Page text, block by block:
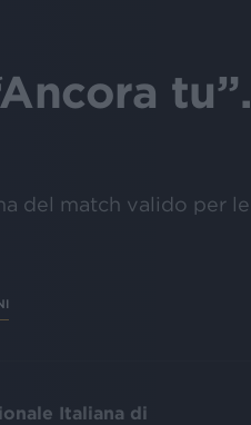
tu”.
del match valido per le
Italiana di